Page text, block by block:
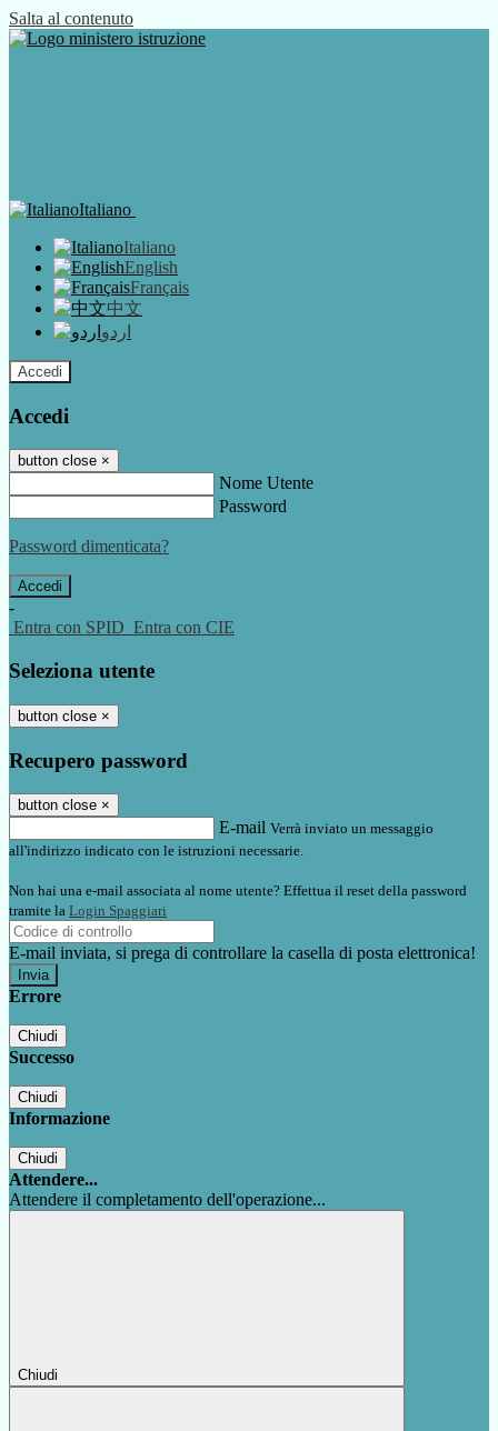
Salta al contenuto
Italiano
Italiano
English
Français
中文
اردو
Accedi
Accedi
button close ×
Nome Utente
Password
Password dimenticata?
-
Entra con SPID Entra con CIE
Seleziona utente
button close ×
Recupero password
button close ×
E-mail Verrà inviato un messaggio
all'indirizzo indicato con le istruzioni necessarie.
Non hai una e-mail associata al nome utente? Effettua il reset della password
tramite la Login Spaggiari
E-mail inviata, si prega di controllare la casella di posta elettronica!
Errore
Chiudi
Successo
Chiudi
Informazione
Chiudi
Attendere...
Attendere il completamento dell'operazione...
Chiudi